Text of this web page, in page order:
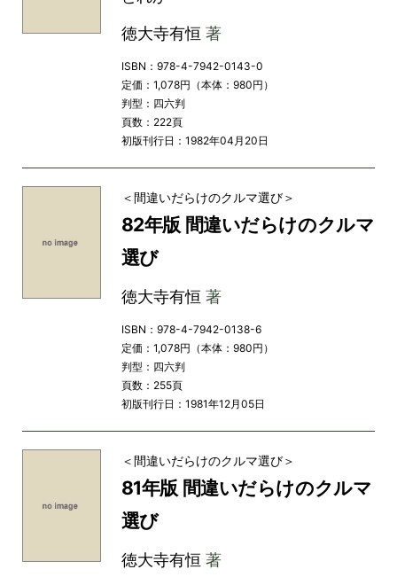
徳大寺有恒 著
ISBN：978-4-7942-0143-0
定価：1,078円（本体：980円）
判型：四六判
頁数：222頁
初版刊行日：1982年04月20日
＜間違いだらけのクルマ選び＞
82年版 間違いだらけのクルマ
選び
徳大寺有恒 著
ISBN：978-4-7942-0138-6
定価：1,078円（本体：980円）
判型：四六判
頁数：255頁
初版刊行日：1981年12月05日
＜間違いだらけのクルマ選び＞
81年版 間違いだらけのクルマ
選び
徳大寺有恒 著